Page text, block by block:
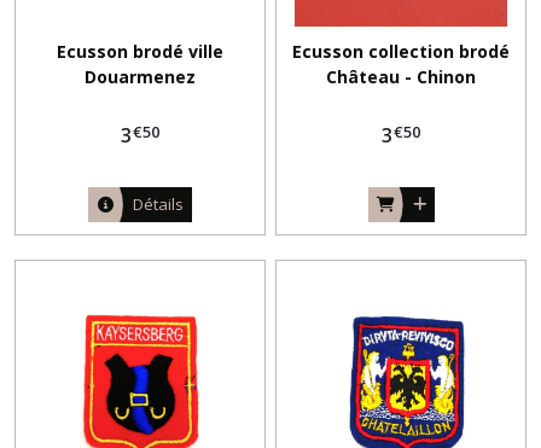
Ecusson brodé ville
Douarmenez
3€50
Détails
Ecusson collection brodé
Château - Chinon
3€50